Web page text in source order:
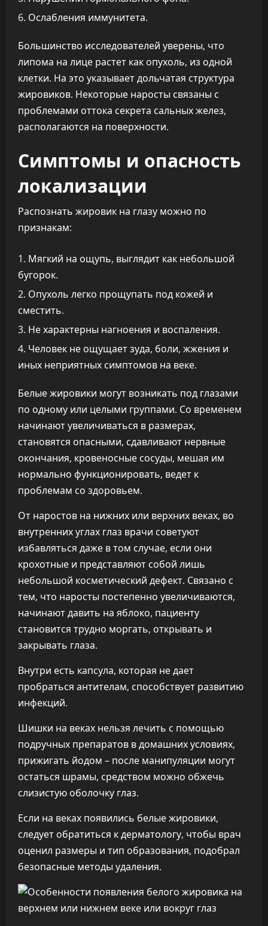
Ослабления иммунитета.
Большинство исследователей уверены, что
липома на лице растет как опухоль, из одной
клетки. На это указывает дольчатая структура
жировиков. Некоторые наросты связаны с
проблемами оттока секрета сальных желез,
располагаются на поверхности.
Симптомы и опасность
локализации
Распознать жировик на глазу можно по
признакам:
Мягкий на ощупь, выглядит как небольшой
бугорок.
Опухоль легко прощупать под кожей и
сместить.
Не характерны нагноения и воспаления.
Человек не ощущает зуда, боли, жжения и
иных неприятных симптомов на веке.
Белые жировики могут возникать под глазами
по одному или целыми группами. Со временем
начинают увеличиваться в размерах,
становятся опасными, сдавливают нервные
окончания, кровеносные сосуды, мешая им
нормально функционировать, ведет к
проблемам со здоровьем.
От наростов на нижних или верхних веках, во
внутренних углах глаз врачи советуют
избавляться даже в том случае, если они
крохотные и представляют собой лишь
небольшой косметический дефект. Связано с
тем, что наросты постепенно увеличиваются,
начинают давить на яблоко, пациенту
становится трудно моргать, открывать и
закрывать глаза.
Внутри есть капсула, которая не дает
пробраться антителам, способствует развитию
инфекций.
Шишки на веках нельзя лечить с помощью
подручных препаратов в домашних условиях,
прижигать йодом – после манипуляции могут
остаться шрамы, средством можно обжечь
слизистую оболочку глаз.
Если на веках появились белые жировики,
следует обратиться к дерматологу, чтобы врач
оценил размеры и тип образования, подобрал
безопасные методы удаления.